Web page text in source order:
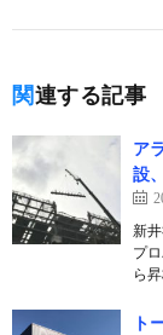
関連する記事
ア
設
新
プ
ら
ト